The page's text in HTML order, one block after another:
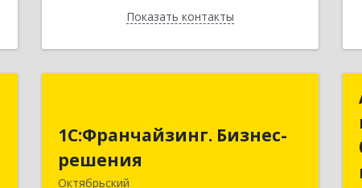
Показать контакты
Назад
1С:Франчайзинг. Бизнес-
решения
Октябрьский
452614, Башкортостан Респ,
Октябрьский г, Луначарского ул, дом